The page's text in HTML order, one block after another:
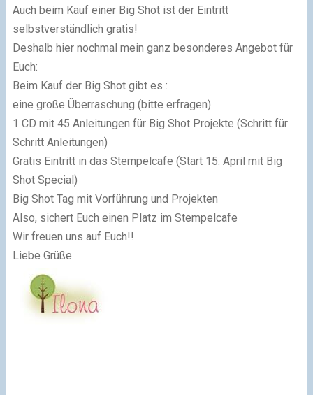
Auch beim Kauf einer Big Shot ist der Eintritt
selbstverständlich gratis!
Deshalb hier nochmal mein ganz besonderes Angebot für
Euch:
Beim Kauf der Big Shot gibt es :
eine große Überraschung (bitte erfragen)
1 CD mit 45 Anleitungen für Big Shot Projekte (Schritt für
Schritt Anleitungen)
Gratis Eintritt in das Stempelcafe (Start 15. April mit Big
Shot Special)
Big Shot Tag mit Vorführung und Projekten
Also, sichert Euch einen Platz im Stempelcafe
Wir freuen uns auf Euch!!
Liebe Grüße